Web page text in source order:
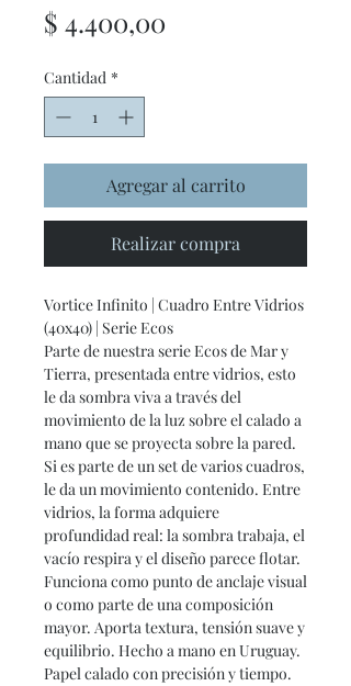
$ 4.400,00
Cantidad *
Agregar al carrito
Realizar compra
Vortice Infinito | Cuadro Entre Vidrios
(40x40) | Serie Ecos
Parte de nuestra serie Ecos de Mar y
Tierra, presentada entre vidrios, esto
le da sombra viva a través del
movimiento de la luz sobre el calado a
mano que se proyecta sobre la pared.
Si es parte de un set de varios cuadros,
le da un movimiento contenido. Entre
vidrios, la forma adquiere
profundidad real: la sombra trabaja, el
vacío respira y el diseño parece flotar.
Funciona como punto de anclaje visual
o como parte de una composición
mayor. Aporta textura, tensión suave y
equilibrio. Hecho a mano en Uruguay.
Papel calado con precisión y tiempo.